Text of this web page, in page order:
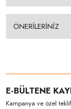
ÖNERİLERİNİZ
E-BÜLTENE
Kampanya ve özel